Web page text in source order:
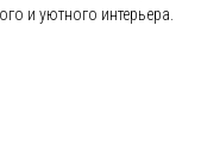
и уютного интерьера.